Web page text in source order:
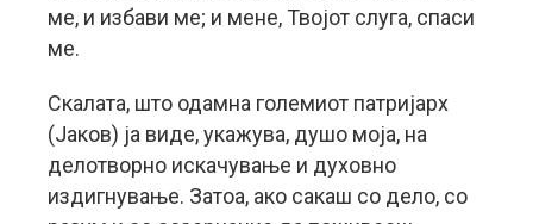
ме, и избави ме; и мене, Твојот слуга, спаси
ме.
Скалата, што одамна големиот патријарх
(Јаков) ја виде, укажува, душо моја, на
делотворно искачување и духовно
издигнување. Затоа, ако сакаш со дело, со